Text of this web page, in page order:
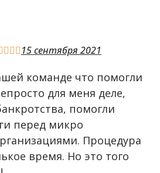
   15 сентября 2021
команде что помогли
для меня деле,
помогли
перед микро
Процедура
время. Но это того